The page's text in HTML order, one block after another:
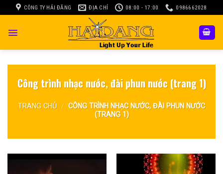
to
CÔNG TY HẢI ĐĂNG ĐỊA CHỈ 08:00 - 17:00 0986662028
Công trình nhạc nước, đài phun nước (trang 1)
TRANG CHỦ / CÔNG TRÌNH NHẠC NƯỚC, ĐÀI PHUN NƯỚC
(TRANG 1)